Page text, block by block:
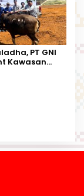
PT GNI
Kawasan